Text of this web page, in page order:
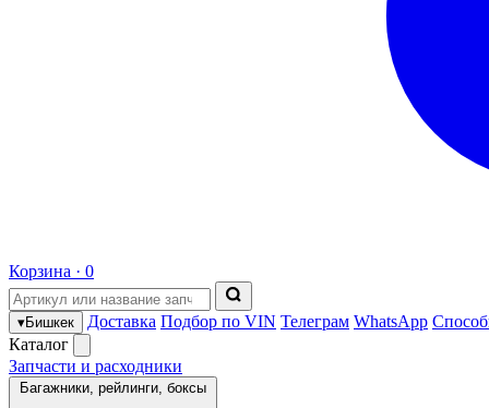
Корзина · 0
▾Бишкек Доставка Подбор по VIN Телеграм WhatsApp
Каталог
Запчасти и расходники
Багажники, рейлинги, боксы